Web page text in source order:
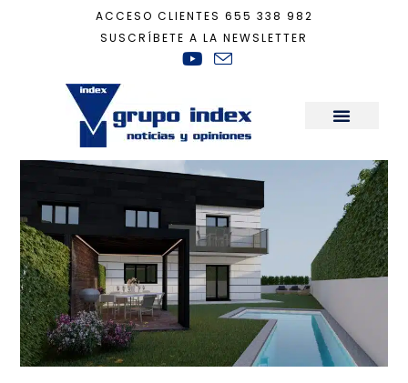
ACCESO CLIENTES 655 338 982
SUSCRÍBETE A LA NEWSLETTER
Actualidad